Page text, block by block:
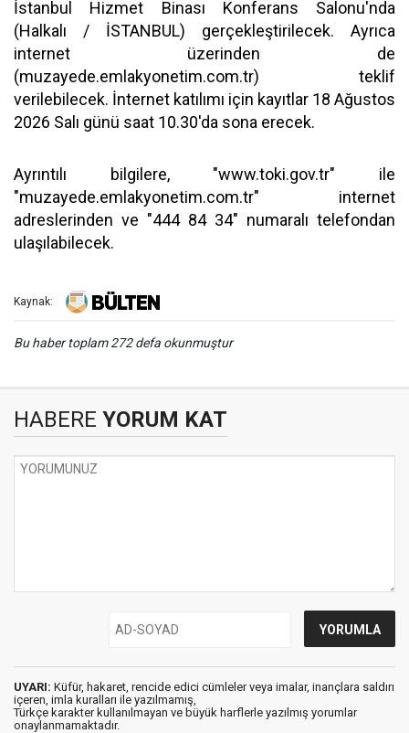
İstanbul Hizmet Binası Konferans Salonu'nda
(Halkalı / İSTANBUL) gerçekleştirilecek. Ayrıca
internet üzerinden de
(muzayede.emlakyonetim.com.tr) teklif
verilebilecek. İnternet katılımı için kayıtlar 18 Ağustos
2026 Salı günü saat 10.30'da sona erecek.
Ayrıntılı bilgilere, "www.toki.gov.tr" ile
"muzayede.emlakyonetim.com.tr" internet
adreslerinden ve "444 84 34" numaralı telefondan
ulaşılabilecek.
Kaynak:
Bu haber toplam 272 defa okunmuştur
HABERE YORUM KAT
UYARI: Küfür, hakaret, rencide edici cümleler veya imalar, inançlara saldırı
içeren, imla kuralları ile yazılmamış,
Türkçe karakter kullanılmayan ve büyük harflerle yazılmış yorumlar
onaylanmamaktadır.